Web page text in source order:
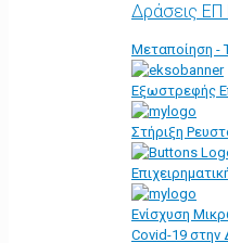
Δράσεις
Μεταποίηση -
Εξωστρεφής
Στήριξη
Ενίσχυση
Covid-19 στην